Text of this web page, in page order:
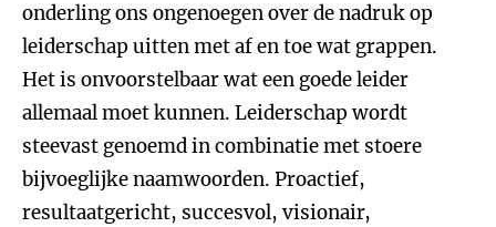
onderling ons ongenoegen over de nadruk op
leiderschap uitten met af en toe wat grappen.
Het is onvoorstelbaar wat een goede leider
allemaal moet kunnen. Leiderschap wordt
steevast genoemd in combinatie met stoere
bijvoeglijke naamwoorden. Proactief,
resultaatgericht, succesvol, visionair,